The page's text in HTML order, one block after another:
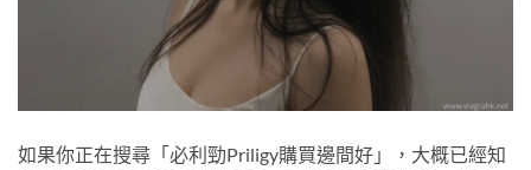
如果你正在搜尋「必利勁Priligy購買邊間好」，大概已經知